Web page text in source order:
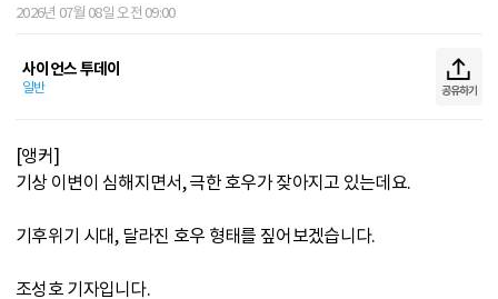
2026년 07월 08일 오전 09:00
사이언스 투데이
일반 공유하기
[앵커]
기상 이변이 심해지면서, 극한 호우가 잦아지고 있는데요.
기후위기 시대, 달라진 호우 형태를 짚어보겠습니다.
조성호 기자입니다.